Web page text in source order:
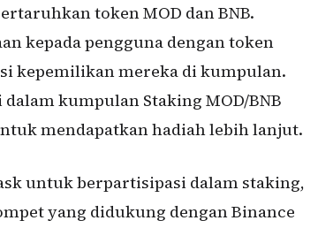
token MOD dan BNB.
kepada pengguna dengan token
kepemilikan mereka di kumpulan.
kumpulan Staking MOD/BNB
mendapatkan hadiah lebih lanjut.
untuk berpartisipasi dalam staking,
yang didukung dengan Binance